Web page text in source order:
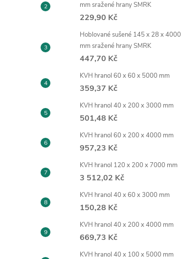
mm sražené hrany SMRK
229,90 Kč
Hoblované sušené 145 x 28 x 4000
mm sražené hrany SMRK
447,70 Kč
KVH hranol 60 x 60 x 5000 mm
359,37 Kč
KVH hranol 40 x 200 x 3000 mm
501,48 Kč
KVH hranol 60 x 200 x 4000 mm
957,23 Kč
KVH hranol 120 x 200 x 7000 mm
3 512,02 Kč
KVH hranol 40 x 60 x 3000 mm
150,28 Kč
KVH hranol 40 x 200 x 4000 mm
669,73 Kč
KVH hranol 40 x 100 x 5000 mm